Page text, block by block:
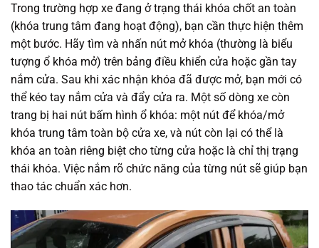
Trong trường hợp xe đang ở trạng thái khóa chốt an toàn
(khóa trung tâm đang hoạt động), bạn cần thực hiện thêm
một bước. Hãy tìm và nhấn nút mở khóa (thường là biểu
tượng ổ khóa mở) trên bảng điều khiển cửa hoặc gần tay
nắm cửa. Sau khi xác nhận khóa đã được mở, bạn mới có
thể kéo tay nắm cửa và đẩy cửa ra. Một số dòng xe còn
trang bị hai nút bấm hình ổ khóa: một nút để khóa/mở
khóa trung tâm toàn bộ cửa xe, và nút còn lại có thể là
khóa an toàn riêng biệt cho từng cửa hoặc là chỉ thị trạng
thái khóa. Việc nắm rõ chức năng của từng nút sẽ giúp bạn
thao tác chuẩn xác hơn.